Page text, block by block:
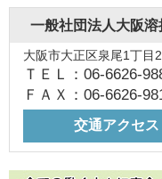
一般社団法人大阪溶
大阪市大正区泉尾1丁目
ＴＥＬ：06-6626-
ＦＡＸ：06-6626-
交通アクセス